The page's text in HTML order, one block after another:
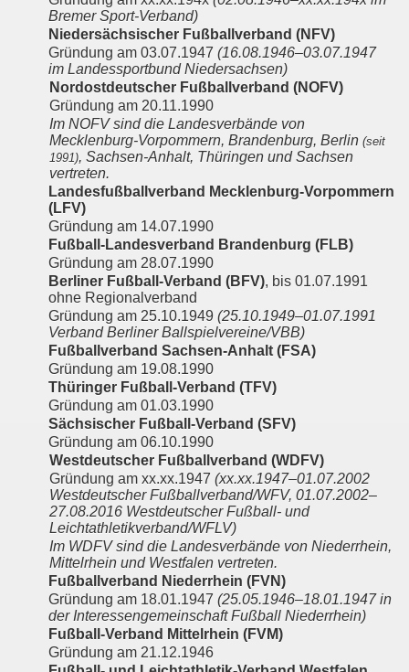
Bremer Sport-Verband)
Niedersächsischer Fußballverband (NFV)
Gründung am 03.07.1947 (16.08.1946–03.07.1947
im Landessportbund Niedersachsen)
Nordostdeutscher Fußballverband (NOFV)
Gründung am 20.11.1990
Im NOFV sind die Landesverbände von
Mecklenburg-Vorpommern, Brandenburg, Berlin (seit
1991), Sachsen-Anhalt, Thüringen und Sachsen
vertreten.
Landesfußballverband Mecklenburg-Vorpommern
(LFV)
Gründung am 14.07.1990
Fußball-Landesverband Brandenburg (FLB)
Gründung am 28.07.1990
Berliner Fußball-Verband (BFV), bis 01.07.1991
ohne Regionalverband
Gründung am 25.10.1949 (25.10.1949–01.07.1991
Verband Berliner Ballspielvereine/VBB)
Fußballverband Sachsen-Anhalt (FSA)
Gründung am 19.08.1990
Thüringer Fußball-Verband (TFV)
Gründung am 01.03.1990
Sächsischer Fußball-Verband (SFV)
Gründung am 06.10.1990
Westdeutscher Fußballverband (WDFV)
Gründung am xx.xx.1947 (xx.xx.1947–01.07.2002
Westdeutscher Fußballverband/WFV, 01.07.2002–
27.08.2016 Westdeutscher Fußball- und
Leichtathletikverband/WFLV)
Im WDFV sind die Landesverbände von Niederrhein,
Mittelrhein und Westfalen vertreten.
Fußballverband Niederrhein (FVN)
Gründung am 18.01.1947 (25.05.1946–18.01.1947 in
der Interessengemeinschaft Fußball Niederrhein)
Fußball-Verband Mittelrhein (FVM)
Gründung am 21.12.1946